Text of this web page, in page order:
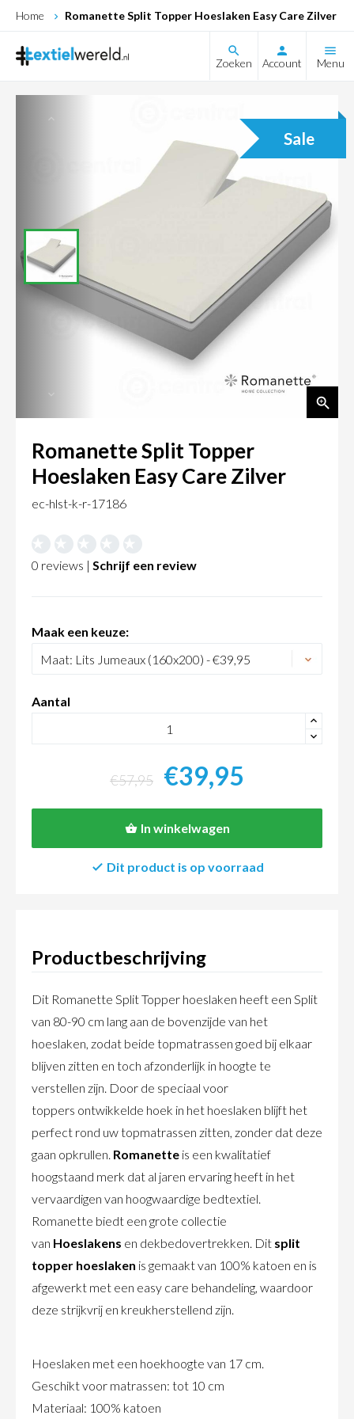
Home Romanette Split Topper Hoeslaken Easy Care Zilver
Zoeken Account Menu
Productbeschrijving
Dit Romanette Split Topper hoeslaken heeft een Split
van 80-90 cm lang aan de bovenzijde van het
hoeslaken, zodat beide topmatrassen goed bij elkaar
blijven zitten en toch afzonderlijk in hoogte te
verstellen zijn. Door de speciaal voor
toppers ontwikkelde hoek in het hoeslaken blijft het
perfect rond uw topmatrassen zitten, zonder dat deze
gaan opkrullen. Romanette is een kwalitatief
hoogstaand merk dat al jaren ervaring heeft in het
vervaardigen van hoogwaardige bedtextiel.
Romanette biedt een grote collectie
van Hoeslakens en dekbedovertrekken. Dit split
topper hoeslaken is gemaakt van 100% katoen en is
afgewerkt met een easy care behandeling, waardoor
deze strijkvrij en kreukherstellend zijn.
Hoeslaken met een hoekhoogte van 17 cm.
Geschikt voor matrassen: tot 10 cm
Materiaal: 100% katoen
Sale
Romanette Split Topper
Hoeslaken Easy Care Zilver
ec-hlst-k-r-17186
0 reviews | Schrijf een review
Maak een keuze:
Aantal
+
-
€57,95 €39,95
In winkelwagen
Dit product is op voorraad